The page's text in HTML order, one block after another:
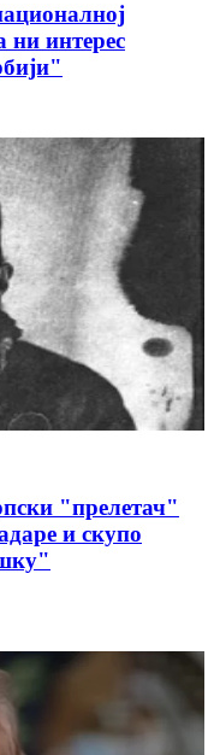
ни интерес
"прелетач"
и скупо